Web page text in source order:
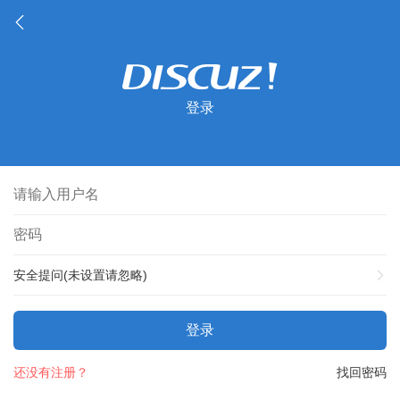
登录
安全提问(未设置请忽略)
登录
找回密码
还没有注册？